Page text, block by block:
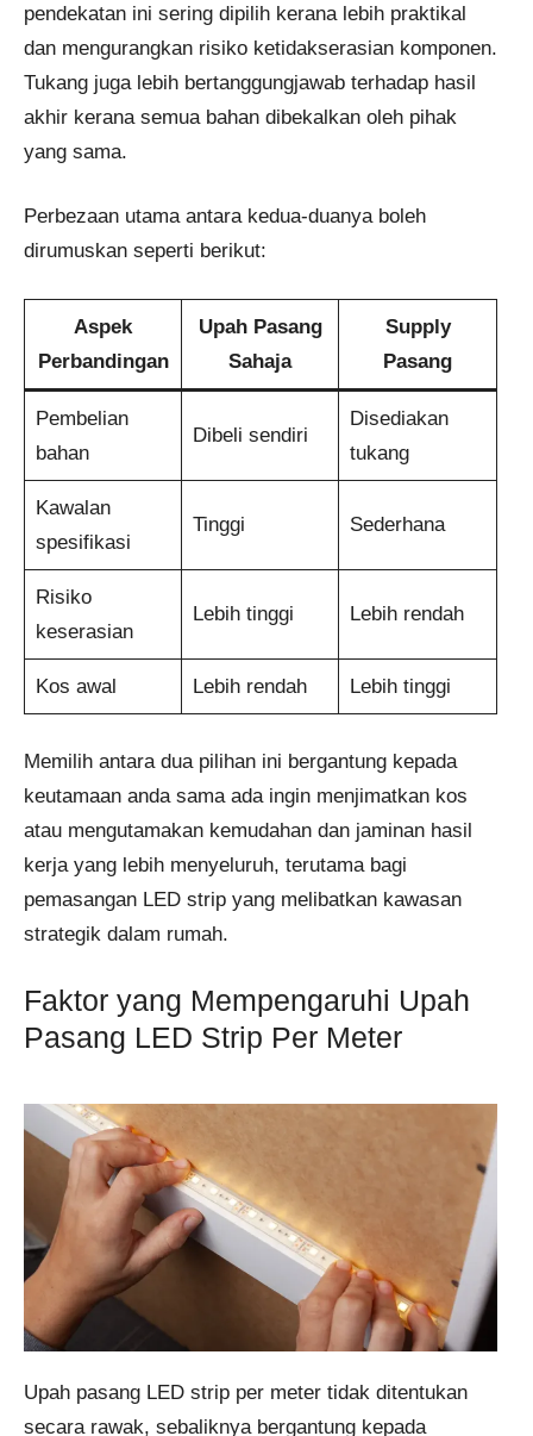
pendekatan ini sering dipilih kerana lebih praktikal
dan mengurangkan risiko ketidakserasian komponen.
Tukang juga lebih bertanggungjawab terhadap hasil
akhir kerana semua bahan dibekalkan oleh pihak
yang sama.
Perbezaan utama antara kedua-duanya boleh
dirumuskan seperti berikut:
Aspek
Perbandingan
Upah Pasang
Sahaja
Supply
Pasang
Pembelian
bahan
Dibeli sendiri
Disediakan
tukang
Kawalan
spesifikasi
Tinggi Sederhana
Risiko
keserasian
Lebih tinggi Lebih rendah
Kos awal Lebih rendah Lebih tinggi
Memilih antara dua pilihan ini bergantung kepada
keutamaan anda sama ada ingin menjimatkan kos
atau mengutamakan kemudahan dan jaminan hasil
kerja yang lebih menyeluruh, terutama bagi
pemasangan LED strip yang melibatkan kawasan
strategik dalam rumah.
Faktor yang Mempengaruhi Upah
Pasang LED Strip Per Meter
Upah pasang LED strip per meter tidak ditentukan
secara rawak, sebaliknya bergantung kepada